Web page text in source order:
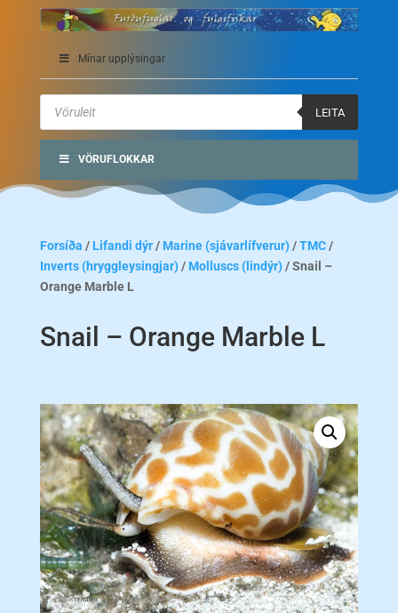
Mínar upplýsingar
Products
search
LEITA
VÖRUFLOKKAR
Forsíða / Lifandi dýr/ Marine (sjávarlífverur) /TMC/
Inverts (hryggleysingjar) / Molluscs (lindýr) / Snail –
Orange Marble L
Snail – Orange Marble L